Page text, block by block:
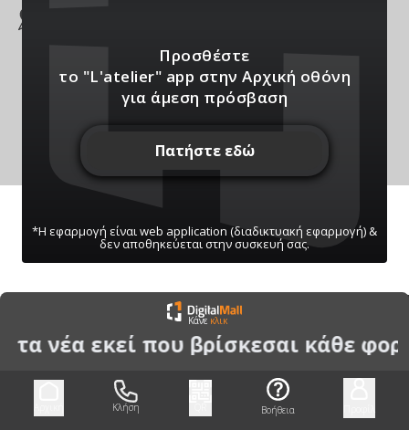
ΠΑΤΗΣΤΕ ΓΙΑ ΝΑ ΛΑΒΕΤΕ ΕΙΔΟΠΟΙΗΣΕΙΣ
Μπορείτε να κάνετε ανά πάσα στιγμή σίγαση/
ενεργοποίηση μέσω του κουμπιού
Κάνε κλικ
νέα εκεί που βρίσκεσαι κάθε
Κλήση Βοήθεια
Προσθέστε
το "L'atelier" app στην Αρχική οθόνη
για άμεση πρόσβαση
Πατήστε εδώ
*Η εφαρμογή είναι web application (διαδικτυακή εφαρμογή) &
δεν αποθηκεύεται στην συσκευή σας.